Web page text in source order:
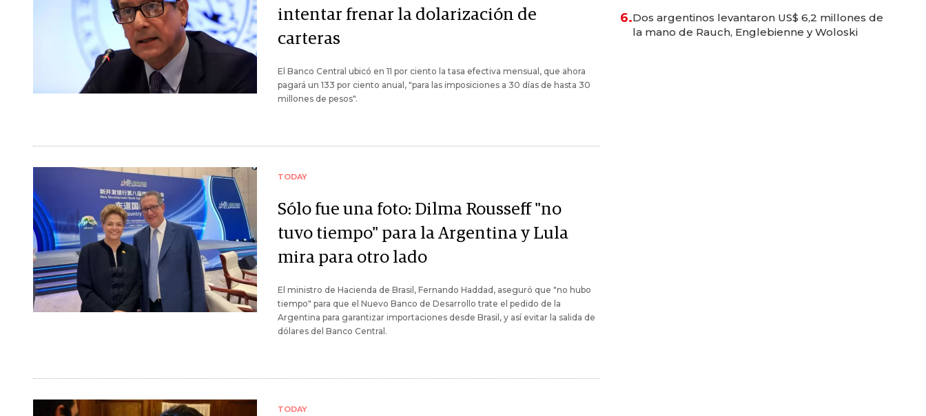
intentar frenar la dolarización de
carteras
El Banco Central ubicó en 11 por ciento la tasa efectiva mensual, que ahora
pagará un 133 por ciento anual, "para las imposiciones a 30 días de hasta 30
millones de pesos".
TODAY
Sólo fue una foto: Dilma Rousseff "no
tuvo tiempo" para la Argentina y Lula
mira para otro lado
El ministro de Hacienda de Brasil, Fernando Haddad, aseguró que "no hubo
tiempo" para que el Nuevo Banco de Desarrollo trate el pedido de la
Argentina para garantizar importaciones desde Brasil, y así evitar la salida de
dólares del Banco Central.
TODAY
6.Dos argentinos levantaron US$ 6,2 millones de
la mano de Rauch, Englebienne y Woloski